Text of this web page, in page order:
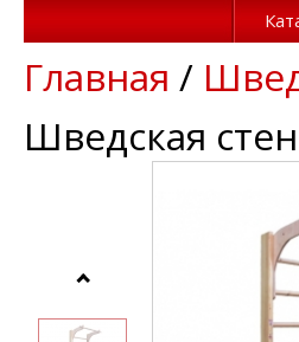
Главная /
Шведская